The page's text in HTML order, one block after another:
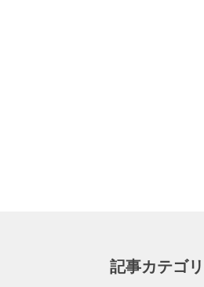
記事カテゴ